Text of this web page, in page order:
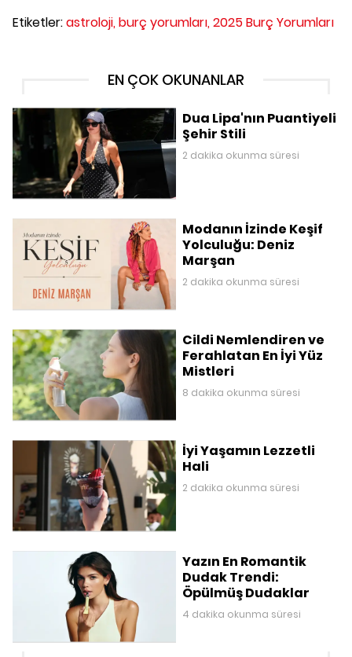
Etiketler:astroloji, burç yorumları, 2025 Burç Yorumları
EN ÇOK OKUNANLAR
Dua Lipa'nın Puantiyeli
Şehir Stili
2 dakika okunma süresi
Modanın İzinde Keşif
Yolculuğu: Deniz
Marşan
2 dakika okunma süresi
Cildi Nemlendiren ve
Ferahlatan En İyi Yüz
Mistleri
8 dakika okunma süresi
İyi Yaşamın Lezzetli
Hali
2 dakika okunma süresi
Yazın En Romantik
Dudak Trendi:
Öpülmüş Dudaklar
4 dakika okunma süresi